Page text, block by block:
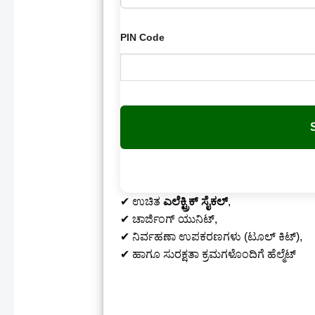
PIN Code
✔ ಉಚಿತ ಎಲೆಕ್ಟ್ರಿಕ್ ಸೈಕಲ್,
✔ ಚಾರ್ಜಿಂಗ್ ಯುನಿಟ್,
✔ ನಿರ್ವಹಣಾ ಉಪಕರಣಗಳು (ಟೂಲ್ ಕಿಟ್),
✔ ಹಾಗೂ ಸುರಕ್ಷತಾ ಕ್ರಮಗಳೊಂದಿಗೆ ಹೆಲ್ಮೆಟ್